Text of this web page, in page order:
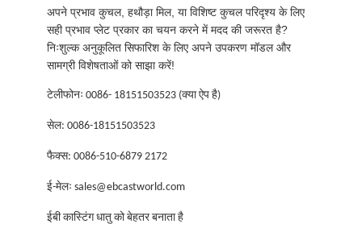
अपने प्रभाव कुचल, हथौड़ा मिल, या विशिष्ट कुचल परिदृश्य के लिए
सही प्रभाव प्लेट प्रकार का चयन करने में मदद की जरूरत है?
निःशुल्क अनुकूलित सिफारिश के लिए अपने उपकरण मॉडल और
सामग्री विशेषताओं को साझा करें!
टेलीफोनः 0086- 18151503523‬‬ (क्या ऐप है)
सेल: 0086-18151503523
फैक्स: 0086-510-6879 2172
ई-मेलः sales@ebcastworld.com
ईबी कास्टिंग धातु को बेहतर बनाता है